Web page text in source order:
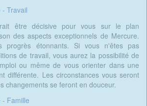
Travail
être décisive pour vous sur le plan
des aspects exceptionnels de Mercure.
progrès étonnants. Si vous n'êtes pas
de travail, vous aurez la possibilité de
ou même de vous orienter dans une
différente. Les circonstances vous seront
changements se feront en douceur.
- Famille